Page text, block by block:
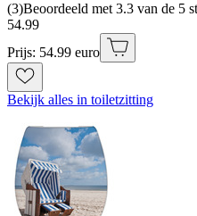
(3)Beoordeeld met 3.3 van de 5
54.99
Prijs: 54.99 euro
Bekijk alles in toiletzitting